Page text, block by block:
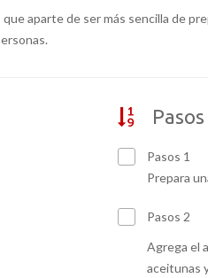
aparte de ser más sencilla de
Pasos
Pasos 1
Prepara
Pasos 2
Agrega el
aceitunas